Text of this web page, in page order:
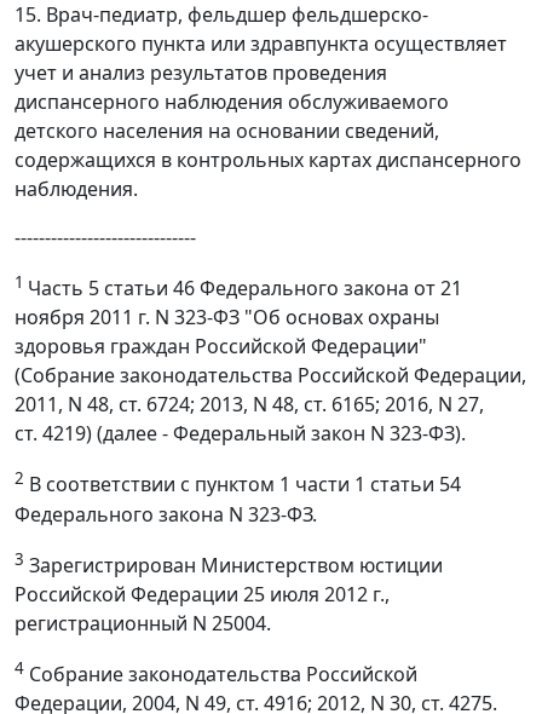
15. Врач-педиатр, фельдшер фельдшерско-
акушерского пункта или здравпункта осуществляет
учет и анализ результатов проведения
диспансерного наблюдения обслуживаемого
детского населения на основании сведений,
содержащихся в контрольных картах диспансерного
наблюдения.
------------------------------
1 Часть 5 статьи 46 Федерального закона от 21
ноября 2011 г. N 323-ФЗ "Об основах охраны
здоровья граждан Российской Федерации"
(Собрание законодательства Российской Федерации,
2011, N 48, ст. 6724; 2013, N 48, ст. 6165; 2016, N 27,
ст. 4219) (далее - Федеральный закон N 323-ФЗ).
2 В соответствии с пунктом 1 части 1 статьи 54
Федерального закона N 323-ФЗ.
3 Зарегистрирован Министерством юстиции
Российской Федерации 25 июля 2012 г.,
регистрационный N 25004.
4 Собрание законодательства Российской
Федерации, 2004, N 49, ст. 4916; 2012, N 30, ст. 4275.